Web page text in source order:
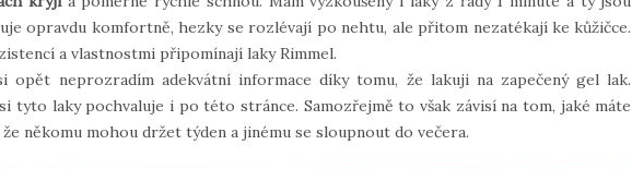
opravdu komfortně, hezky se rozlévají po nehtu, ale přitom nezatékají ke kůžičce.
a vlastnostmi připomínají laky Rimmel.
opět neprozradím adekvátní informace díky tomu, že lakuji na zapečený gel lak.
tyto laky pochvaluje i po této stránce. Samozřejmě to však závisí na tom, jaké máte
někomu mohou držet týden a jinému se sloupnout do večera.